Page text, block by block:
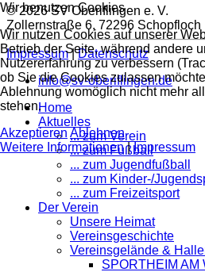
© 2026 SV Oberiflingen e. V.
Zollernstraße 6, 72296 Schopfloch
Impressum|Datenschutz
info@sv-oberiflingen.de
Home
Aktuelles
... zum Verein
... zum Fußball
... zum Jugendfußball
... zum Kinder-/
... zum Freizeitsport
Der Verein
Unsere Heimat
Vereinsgeschichte
Vereinsgelände &
SPORTHEIM AM
Wir benutzen Cookies
Wir nutzen Cookies auf unserer
Betrieb der Seite, während andere
Nutzererfahrung zu verbessern
ob Sie die Cookies zulassen
Ablehnung womöglich nicht mehr
stehen.
Akzeptieren Ablehnen
Weitere Informationen|Impressum